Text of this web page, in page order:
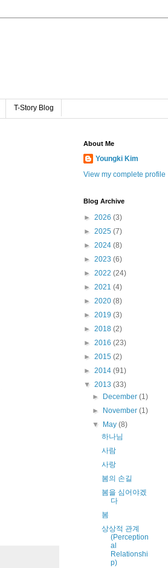
T-Story Blog
About Me
Youngki Kim
View my complete profile
Blog Archive
► 2026 (3)
► 2025 (7)
► 2024 (8)
► 2023 (6)
► 2022 (24)
► 2021 (4)
► 2020 (8)
► 2019 (3)
► 2018 (2)
► 2016 (23)
► 2015 (2)
► 2014 (91)
▼ 2013 (33)
►
December(1)
►
November(1)
▼
May(8)
하나님
사람
사랑
봄의 손길
봄을 심어야겠
다
봄
상상적 관계
(Perception
al
Relationshi
p)